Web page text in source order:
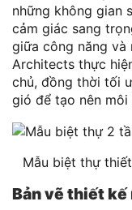
những không gian
cảm giác sang
giữa công năng và
Architects thực
chủ, đồng thời tối
gió để tạo nên
Mẫu biệt thự
Bản vẽ thiết